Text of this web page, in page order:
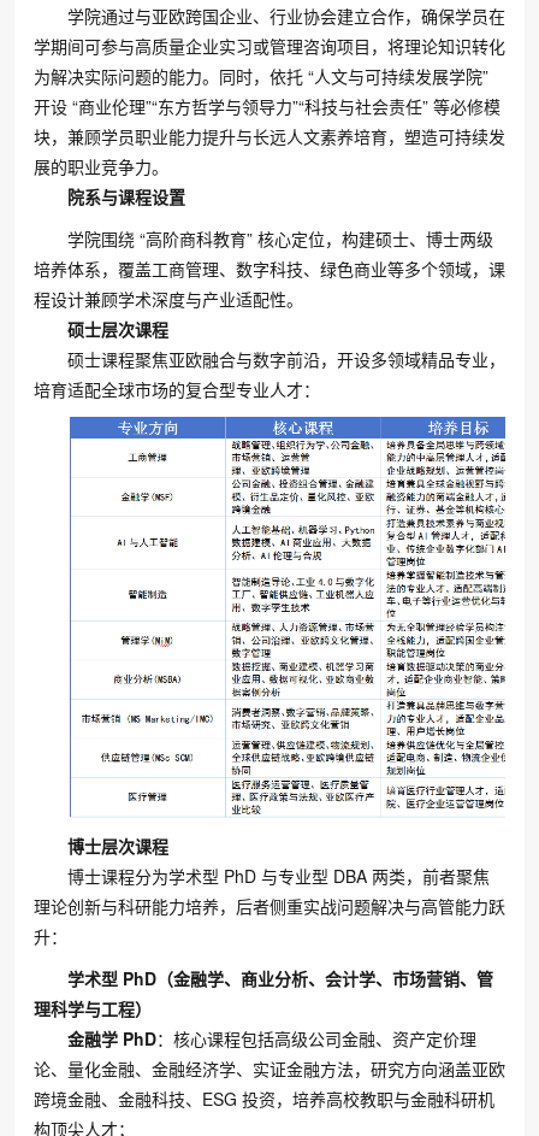
学院通过与亚欧跨国企业、行业协会建立合作，确保学员在
学期间可参与高质量企业实习或管理咨询项目，将理论知识转化
为解决实际问题的能力。同时，依托 “人文与可持续发展学院”
开设 “商业伦理”“东方哲学与领导力”“科技与社会责任” 等必修模
块，兼顾学员职业能力提升与长远人文素养培育，塑造可持续发
展的职业竞争力。
院系与课程设置
学院围绕 “高阶商科教育” 核心定位，构建硕士、博士两级
培养体系，覆盖工商管理、数字科技、绿色商业等多个领域，课
程设计兼顾学术深度与产业适配性。
硕士层次课程
硕士课程聚焦亚欧融合与数字前沿，开设多领域精品专业，
培育适配全球市场的复合型专业人才：
博士层次课程
博士课程分为学术型 PhD 与专业型 DBA 两类，前者聚焦
理论创新与科研能力培养，后者侧重实战问题解决与高管能力跃
升：
学术型 PhD（金融学、商业分析、会计学、市场营销、管
理科学与工程）
金融学 PhD：核心课程包括高级公司金融、资产定价理
论、量化金融、金融经济学、实证金融方法，研究方向涵盖亚欧
跨境金融、金融科技、ESG 投资，培养高校教职与金融科研机
构顶尖人才；